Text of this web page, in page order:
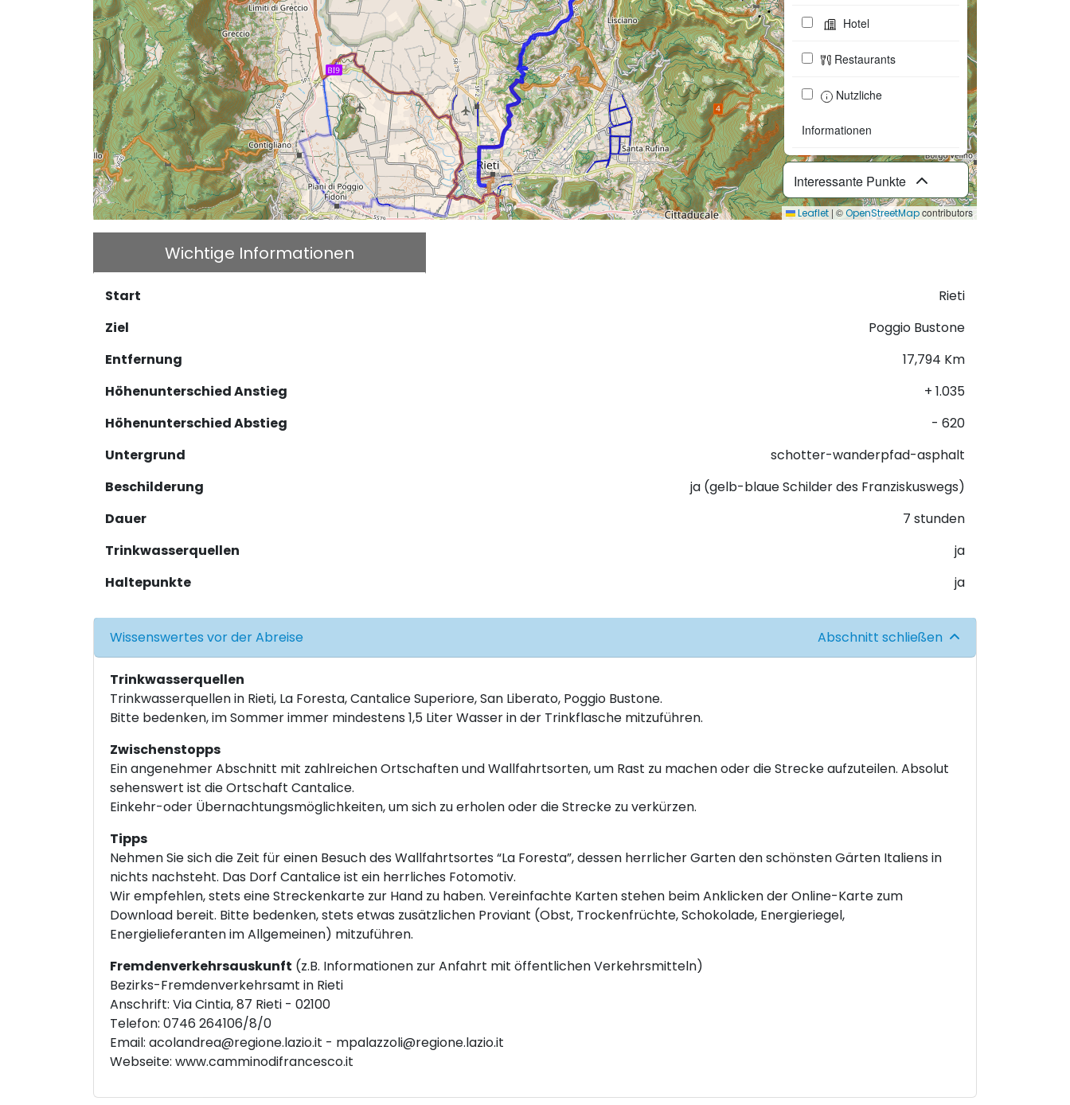
Interessante Punkte
Hotel
Restaurants
Nutzliche
Informationen
Leaflet | ©OpenStreetMapcontributors
Wichtige Informationen
Start
Rieti
Ziel
Poggio Bustone
Entfernung
17,794 Km
Höhenunterschied Anstieg
+ 1.035
Höhenunterschied Abstieg
- 620
Untergrund
schotter-wanderpfad-asphalt
Beschilderung
ja (gelb-blaue Schilder des Franziskuswegs)
Dauer
7 stunden
Trinkwasserquellen
ja
Haltepunkte
ja
Wissenswertes vor der Abreise Abschnitt schließen
Trinkwasserquellen
Trinkwasserquellen in Rieti, La Foresta, Cantalice Superiore, San Liberato, Poggio Bustone.
Bitte bedenken, im Sommer immer mindestens 1,5 Liter Wasser in der Trinkflasche mitzuführen.
Zwischenstopps
Ein angenehmer Abschnitt mit zahlreichen Ortschaften und Wallfahrtsorten, um Rast zu machen oder die Strecke aufzuteilen. Absolut
sehenswert ist die Ortschaft Cantalice.
Einkehr-oder Übernachtungsmöglichkeiten, um sich zu erholen oder die Strecke zu verkürzen.
Tipps
Nehmen Sie sich die Zeit für einen Besuch des Wallfahrtsortes “La Foresta”, dessen herrlicher Garten den schönsten Gärten Italiens in
nichts nachsteht. Das Dorf Cantalice ist ein herrliches Fotomotiv.
Wir empfehlen, stets eine Streckenkarte zur Hand zu haben. Vereinfachte Karten stehen beim Anklicken der Online-Karte zum
Download bereit. Bitte bedenken, stets etwas zusätzlichen Proviant (Obst, Trockenfrüchte, Schokolade, Energieriegel,
Energielieferanten im Allgemeinen) mitzuführen.
Fremdenverkehrsauskunft (z.B. Informationen zur Anfahrt mit öffentlichen Verkehrsmitteln)
Bezirks-Fremdenverkehrsamt in Rieti
Anschrift: Via Cintia, 87 Rieti - 02100
Telefon: 0746 264106/8/0
Email: acolandrea@regione.lazio.it - mpalazzoli@regione.lazio.it
Webseite: www.camminodifrancesco.it